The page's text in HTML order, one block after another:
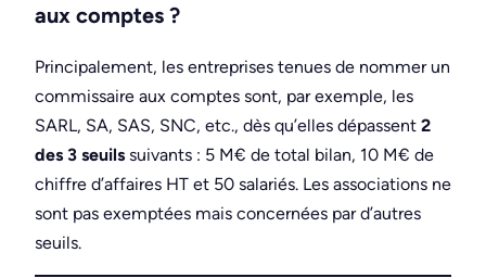
aux comptes ?
Principalement, les entreprises tenues de nommer un
commissaire aux comptes sont, par exemple, les
SARL, SA, SAS, SNC, etc., dès qu’elles dépassent 2
des 3 seuils suivants : 5 M€ de total bilan, 10 M€ de
chiffre d’affaires HT et 50 salariés. Les associations ne
sont pas exemptées mais concernées par d’autres
seuils.